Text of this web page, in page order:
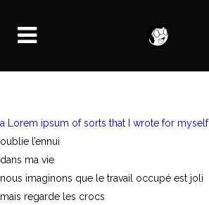
a Lorem ipsum of sorts that I wrote for myself
oublie l’ennui
dans ma vie
nous imaginons que le travail occupé est joli
mais regarde les crocs